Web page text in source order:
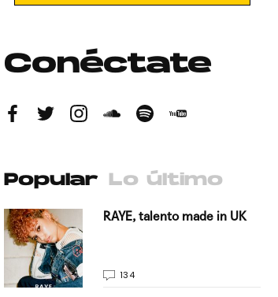
Conéctate
Popular Lo último
RAYE, talento made in UK
134